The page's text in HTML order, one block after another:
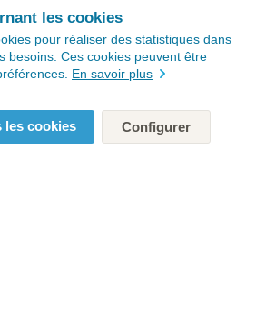
les cookies
pour réaliser des statistiques dans
besoins. Ces cookies peuvent être
En savoir plus
les cookies Configurer